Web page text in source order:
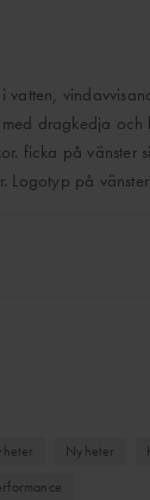
vatten,
med dragkedja
ficka på vänster
Logotyp på
Nyheter